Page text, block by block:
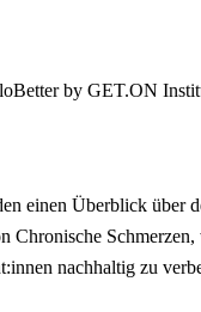
by GET.ON
einen Überblick über
Chronische
nachhaltig zu